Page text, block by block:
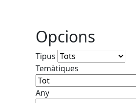
Opcions
Tipus
Temàtiques
Any